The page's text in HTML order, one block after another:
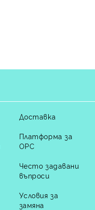
Доставка
Платформа за
ОРС
Често задавани
въпроси
Условия за
замяна